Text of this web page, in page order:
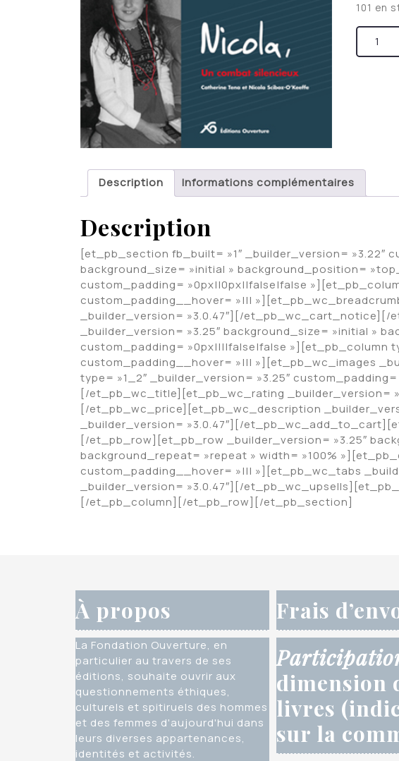
101 en
Description Informations complémentaires
Description
[et_pb_section fb_built= »1″ _builder_version= »3.22″
background_size= »initial » background_position=
custom_padding= »0px||0px||false|false
custom_padding__hover= »|||
_builder_version= »3.0.47″][/et_pb_wc_cart_notice][/
_builder_version= »3.25″ background_size= »initial »
custom_padding= »0px||||false|false »][et_pb_column
custom_padding__hover= »||| »][et_pb_wc_images
type= »1_2″ _builder_version= »3.25″
[/et_pb_wc_title][et_pb_wc_rating _builder_version=
[/et_pb_wc_price][et_pb_wc_description
_builder_version= »3.0.47″][/
[/et_pb_row][et_pb_row _builder_version= »3.25″
background_repeat= »repeat » width= »100%
custom_padding__hover= »||| »][et_pb_wc_tabs
_builder_version= »3.0.47″][/
[/et_pb_column][/et_pb_row][/et_pb_section]
À propos
La Fondation Ouverture, en
particulier au travers de ses
éditions, souhaite ouvrir aux
questionnements éthiques,
culturels et spitiruels des hommes
et des femmes d'aujourd'hui dans
leurs diverses appartenances,
identités et activités.
Frais
dimension
livres
sur la